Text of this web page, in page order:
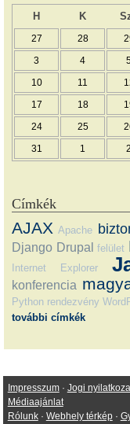
H K
27 28
3 4
10 11
17 18
24 25
31 1 2
Címkék
AJAX Apache
Django Drupal felület
Internet Explorer
konferencia
Python rendezvény
további címkék
Impresszum· Jogi
Médiaajánlat
Rólunk· Webhely térkép·